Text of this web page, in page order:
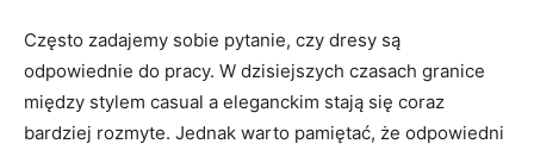
Często zadajemy sobie pytanie, czy dresy są‍
odpowiednie do pracy. ​W dzisiejszych czasach granice
‍między stylem casual a eleganckim stają się coraz
‍bardziej rozmyte. Jednak warto pamiętać, ‌że ⁢odpowiedni